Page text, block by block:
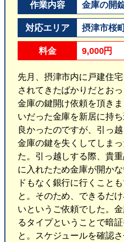
作業内容 金庫の開
対応エリア 摂津市桜
料金 9,000円
先月、摂津市内に戸建住
されてきたばかりだとおっ
金庫の鍵開け依頼を頂き
いだった金庫を新居に持
良かったのですが、引っ
金庫の鍵を失くしてしま
た。引っ越しする際、貴
に入れたため金庫が開か
ドもなく銀行に行くこと
と。そのため、できるだ
いというご依頼でした。
るタイプということで暗
と。スケジュールを確認